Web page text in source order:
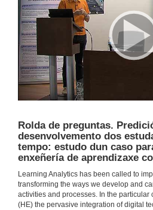
Rolda de preguntas.
desenvolvemento dos
tempo: estudo dun caso
enxeñería de aprendizaxe
Learning Analytics has been called to
transforming the ways we develop and
activities and processes. In the particular
(HE) the pervasive integration of digital
27 de xuño de
28 de xuño de
28 de xuño de